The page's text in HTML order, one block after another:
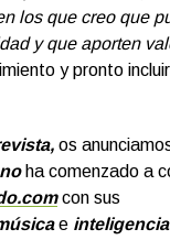
los que creo que
y que aporten
y pronto
os
ha comenzado a
con sus
e